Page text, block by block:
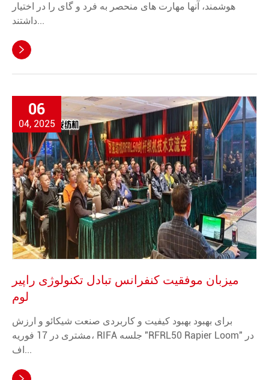
هوشمند، آنها مهارت های منحصر به فرد و گای را در اختیار
داشتند...

06
04, 2025
میزبان موفقیت کنفرانس تبادل تکنولوژی راپیر
لوم
برای بهبود بهبود کیفیت و کاربردی صنعت شیکائو و ارزش
مشتری در 17 فوریه، RIFA جلسه "RFRL50 Rapier Loom" در
اف...